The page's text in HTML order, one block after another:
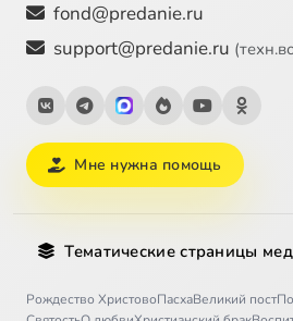
fond@predanie.ru
support@predanie.ru
Мне нужна помощь
Тематические страницы
Рождество ХристовоПасхаВеликий пост